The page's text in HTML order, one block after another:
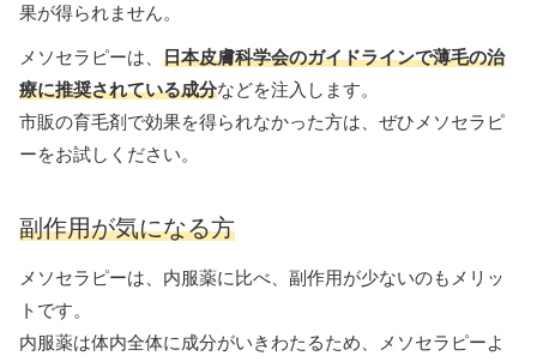
果が得られません。
メソセラピーは、 日本皮膚科学会のガイドラインで薄毛の治
療に推奨されている成分などを注入します。
市販の育毛剤で効果を得られなかった方は、ぜひメソセラピ
ーをお試しください。
副作用が気になる方
メソセラピーは、内服薬に比べ、副作用が少ないのもメリッ
トです。
内服薬は体内全体に成分がいきわたるため、メソセラピーよ